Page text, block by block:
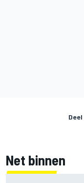
Net binnen